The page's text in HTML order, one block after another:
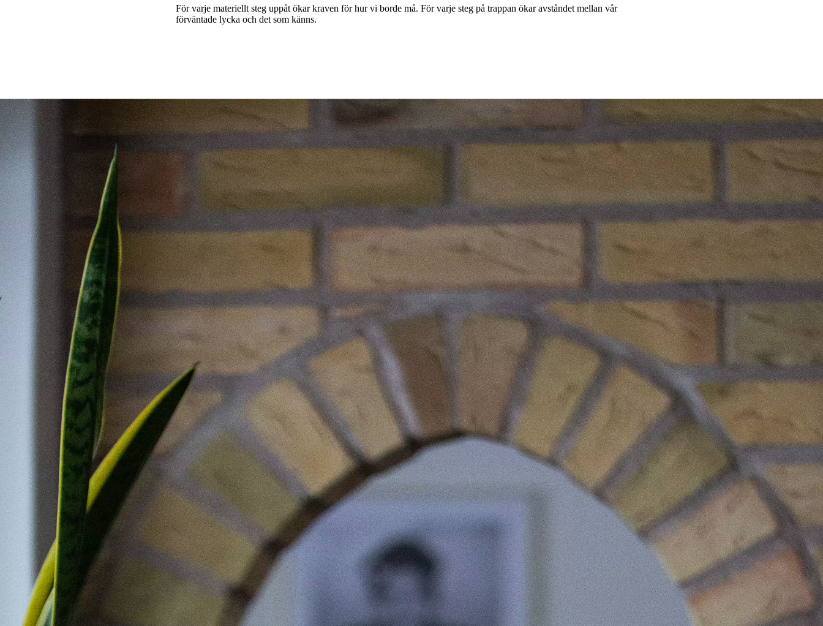
För varje materiellt steg uppåt ökar kraven för hur vi borde må. För varje steg på trappan ökar avståndet mellan vår
förväntade lycka och det som känns.